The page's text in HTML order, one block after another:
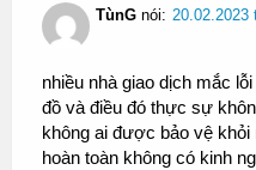
TùnG nói: 20.02.2023
nhiều nhà giao dịch mắc
đồ và điều đó thực sự
không ai được bảo vệ
hoàn toàn không có kinh